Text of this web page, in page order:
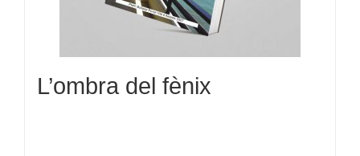
L’ombra del fènix